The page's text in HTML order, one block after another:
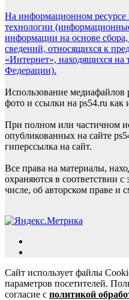
На информационном ресурсе
технологии
информации на основе
сведений, относящихся к
«Интернет», находящихся на
Федерации).
Использование медиафайлов
фото и ссылки на ps54.ru как
При полном или частичном
опубликованных на сайте
гиперссылка на сайт.
Все права на материалы,
охраняются в соответствии
числе, об авторском праве и
Сайт использует файлы
параметров посетителей.
согласие с политикой